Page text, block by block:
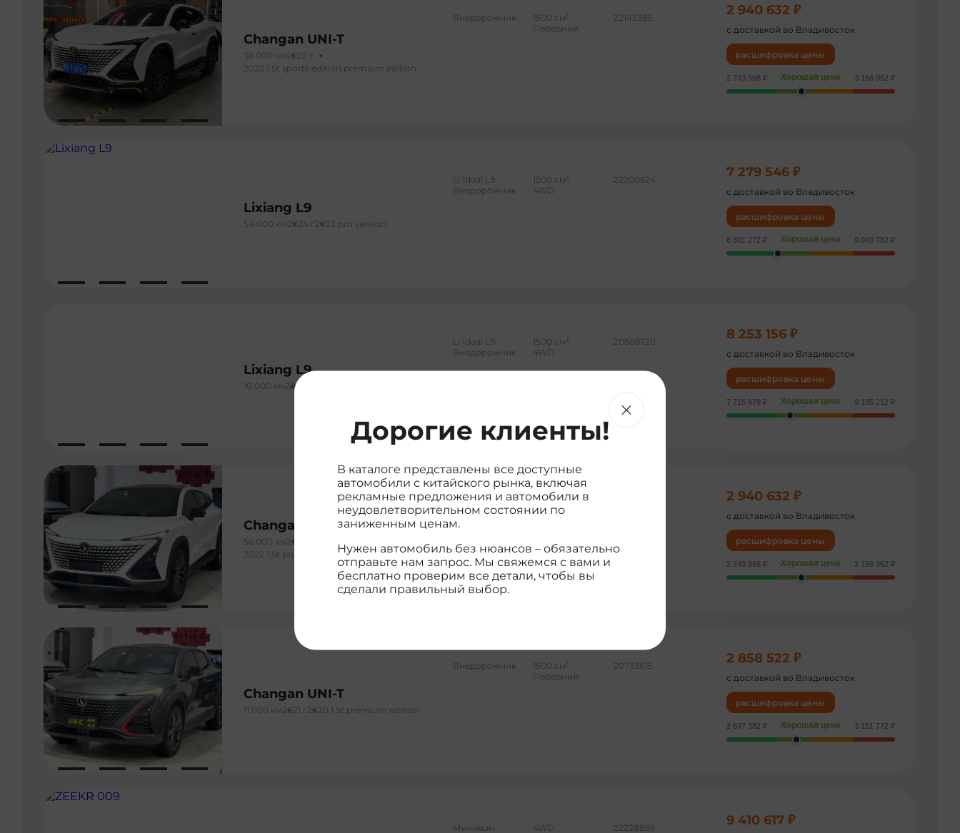
Changan UNI-T
36 000 км2022 г
2022 1.5t sports edition premium edition
Внедорожник 1500 см 3
Передний
22143385 2 940 632 ₽
с доставкой во Владивосток
расшифровка цены
2 743 568 ₽ Хорошая цена 3 186 962 ₽
Lixiang L9
54 000 км2024 г 2023 pro version
Li Ideal L9
Внедорожник
1500 см 3
4WD
22200624 7 279 546 ₽
с доставкой во Владивосток
расшифровка цены
6 501 272 ₽ Хорошая цена 9 040 782 ₽
Lixiang L9
10 000 км2025 г
Li Ideal L9
Внедорожник
1500 см 3
4WD
20506720 8 253 156 ₽
с доставкой во Владивосток
расшифровка цены
7 715 879 ₽ Хорошая цена 9 135 212 ₽
Changan UNI-T
56 000 км2022 г
2022 1.5t premium edition
Внедорожник 1500 см3
Передний
2 940 632 ₽
с доставкой во Владивосток
расшифровка цены
2 743 568 ₽ Хорошая цена 3 186 962 ₽
Changan UNI-T
11 000 км2021 г 2020 1.5t premium edition
Внедорожник 1500 см 3
Передний
20733615 2 858 522 ₽
с доставкой во Владивосток
расшифровка цены
2 647 382 ₽ Хорошая цена 3 151 772 ₽
Минивэн 4WD 22228869 9 410 617 ₽
Дорогие клиенты!
В каталоге представлены все доступные
автомобили с китайского рынка, включая
рекламные предложения и автомобили в
неудовлетворительном состоянии по
заниженным ценам.
Нужен автомобиль без нюансов – обязательно
отправьте нам запрос. Мы свяжемся с вами и
бесплатно проверим все детали, чтобы вы
сделали правильный выбор.